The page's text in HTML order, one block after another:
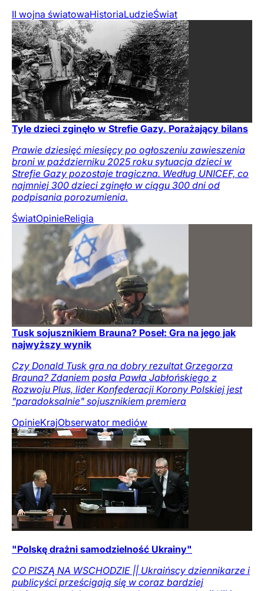
II wojna światowaHistoriaLudzieŚwiat
Tyle dzieci zginęło w Strefie Gazy. Porażający bilans
Prawie dziesięć miesięcy po ogłoszeniu zawieszenia
broni w październiku 2025 roku sytuacja dzieci w
Strefie Gazy pozostaje tragiczna. Według UNICEF, co
najmniej 300 dzieci zginęło w ciągu 300 dni od
podpisania porozumienia.
ŚwiatOpinieReligia
Tusk sojusznikiem Brauna? Poseł: Gra na jego jak
najwyższy wynik
Czy Donald Tusk gra na dobry rezultat Grzegorza
Brauna? Zdaniem posła Pawła Jabłońskiego z
Rozwoju Plus, lider Konfederacji Korony Polskiej jest
"paradoksalnie" sojusznikiem premiera
OpinieKrajObserwator mediów
"Polskę drażni samodzielność Ukrainy"
CO PISZĄ NA WSCHODZIE || Ukraińscy dziennikarze i
publicyści prześcigają się w coraz bardziej